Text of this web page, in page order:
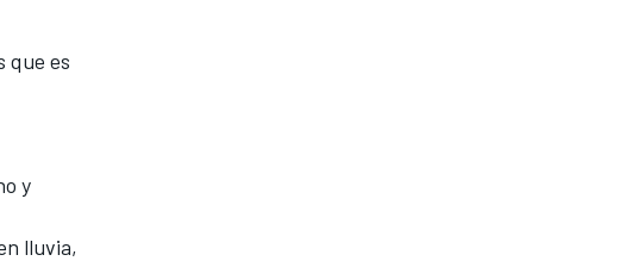
que es
y
lluvia,